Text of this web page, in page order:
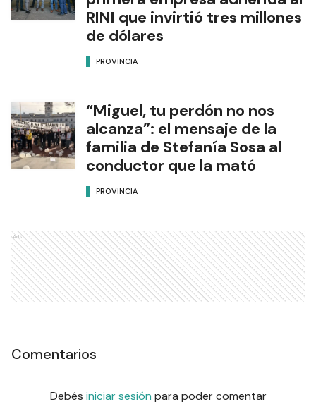
RINI que invirtió tres millones
de dólares
PROVINCIA
“Miguel, tu perdón no nos
alcanza”: el mensaje de la
familia de Stefanía Sosa al
conductor que la mató
PROVINCIA
Ads
Comentarios
Debés iniciar sesión para poder comentar